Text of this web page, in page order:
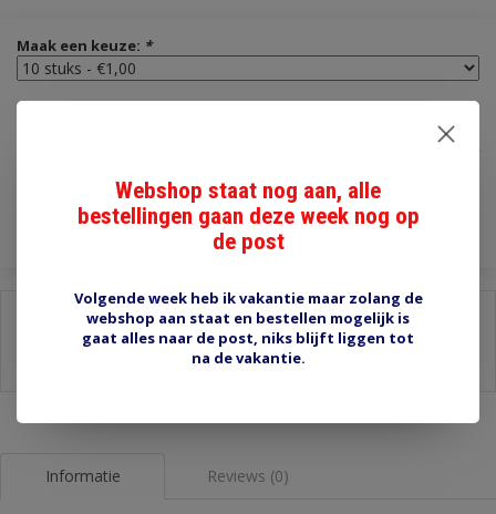
Maak een keuze: *
€1,00
Toevoegen aan winkelwagen
Stel een vraag over dit product
Informatie Reviews (0)
Webshop staat nog aan, alle
bestellingen gaan deze week nog op
de post
Volgende week heb ik vakantie maar zolang de
webshop aan staat en bestellen mogelijk is
gaat alles naar de post, niks blijft liggen tot
na de vakantie.